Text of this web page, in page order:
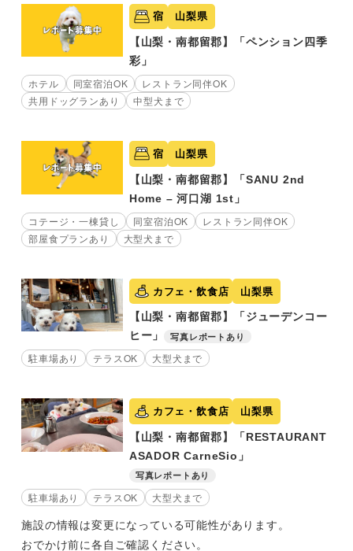
宿 山梨県
【山梨・南都留郡】「ペンション四季
彩」
ホテル 同室宿泊OK
レストラン同伴OK
共用ドッグランあり
中型犬まで
宿 山梨県
【山梨・南都留郡】「SANU 2nd
Home – 河口湖 1st」
コテージ・一棟貸し 同室宿泊OK
レストラン同伴OK
部屋食プランあり
大型犬まで
カフェ・飲食店 山梨県
【山梨・南都留郡】「ジューデンコー
ヒー」
写真レポートあり
駐車場あり テラスOK 大型犬まで
カフェ・飲食店 山梨県
【山梨・南都留郡】「RESTAURANT
ASADOR CarneSio」
写真レポートあり
駐車場あり テラスOK 大型犬まで
施設の情報は変更になっている可能性があります。
おでかけ前に各自ご確認ください。